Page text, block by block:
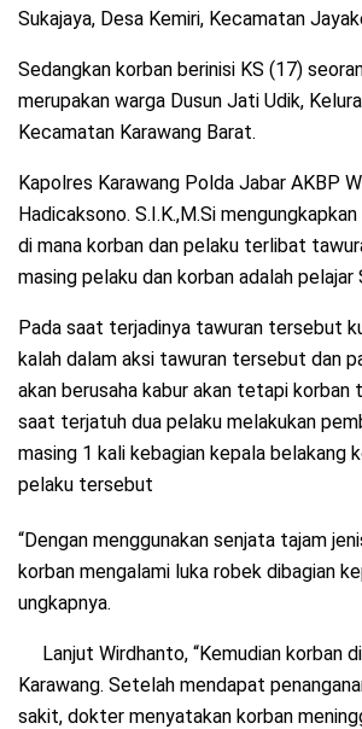
Sukajaya, Desa Kemiri, Kecamatan
Sedangkan korban berinisi KS (17)
merupakan warga Dusun Jati Udik,
Kecamatan Karawang Barat.
Kapolres Karawang Polda Jabar AKBP
Hadicaksono. S.I.K.,M.Si
di mana korban dan pelaku terlibat
masing pelaku dan korban adalah pelajar
Pada saat terjadinya tawuran tersebut
kalah dalam aksi tawuran tersebut dan
akan berusaha kabur akan tetapi korban
saat terjatuh dua pelaku melakukan
masing 1 kali kebagian kepala belakang
pelaku tersebut
“Dengan menggunakan senjata tajam
korban mengalami luka robek dibagian
ungkapnya.
Lanjut Wirdhanto, “Kemudian korban
Karawang. Setelah mendapat
sakit, dokter menyatakan korban